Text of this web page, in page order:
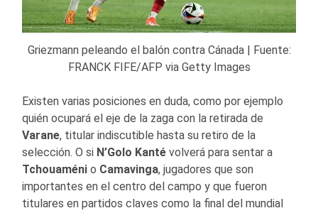
Griezmann peleando el balón contra Cánada | Fuente:
FRANCK FIFE/AFP via Getty Images
Existen varias posiciones en duda, como por ejemplo
quién ocupará el eje de la zaga con la retirada de
Varane, titular indiscutible hasta su retiro de la
selección. O si N’Golo Kanté volverá para sentar a
Tchouaméni o Camavinga, jugadores que son
importantes en el centro del campo y que fueron
titulares en partidos claves como la final del mundial